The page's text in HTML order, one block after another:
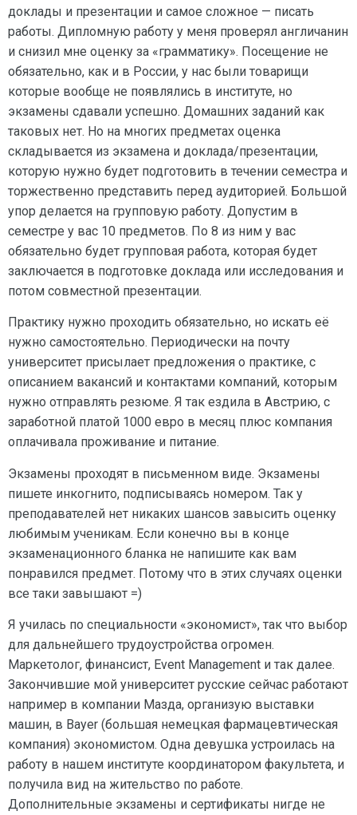
доклады и презентации и самое сложное — писать
работы. Дипломную работу у меня проверял англичанин
и снизил мне оценку за «грамматику». Посещение не
обязательно, как и в России, у нас были товарищи
которые вообще не появлялись в институте, но
экзамены сдавали успешно. Домашних заданий как
таковых нет. Но на многих предметах оценка
складывается из экзамена и доклада/презентации,
которую нужно будет подготовить в течении семестра и
торжественно представить перед аудиторией. Большой
упор делается на групповую работу. Допустим в
семестре у вас 10 предметов. По 8 из ним у вас
обязательно будет групповая работа, которая будет
заключается в подготовке доклада или исследования и
потом совместной презентации.
Практику нужно проходить обязательно, но искать её
нужно самостоятельно. Периодически на почту
университет присылает предложения о практике, с
описанием вакансий и контактами компаний, которым
нужно отправлять резюме. Я так ездила в Австрию, с
заработной платой 1000 евро в месяц плюс компания
оплачивала проживание и питание.
Экзамены проходят в письменном виде. Экзамены
пишете инкогнито, подписываясь номером. Так у
преподавателей нет никаких шансов завысить оценку
любимым ученикам. Если конечно вы в конце
экзаменационного бланка не напишите как вам
понравился предмет. Потому что в этих случаях оценки
все таки завышают =)
Я училась по специальности «экономист», так что выбор
для дальнейшего трудоустройства огромен.
Маркетолог, финансист, Event Management и так далее.
Закончившие мой университет русские сейчас работают
например в компании Мазда, организую выставки
машин, в Bayer (большая немецкая фармацевтическая
компания) экономистом. Одна девушка устроилась на
работу в нашем институте координатором факультета, и
получила вид на жительство по работе.
Дополнительные экзамены и сертификаты нигде не